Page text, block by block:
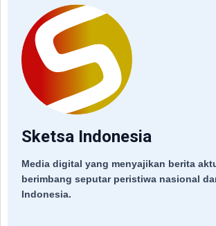
Sketsa Indonesia
Media digital yang menyajikan berita
berimbang seputar peristiwa nasional
Indonesia.